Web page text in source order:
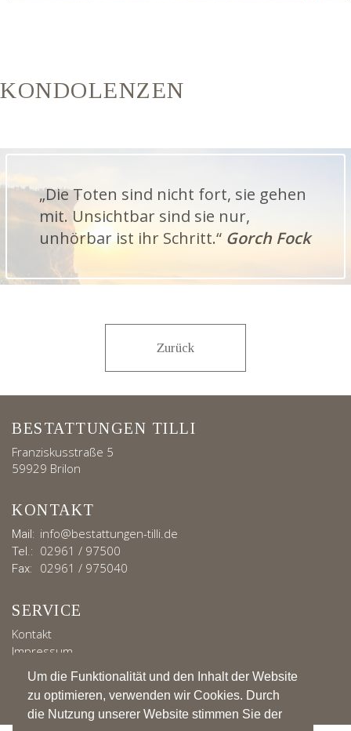
Um die Funktionalität und den Inhalt der Website
zu optimieren, verwenden wir Cookies. Durch
die Nutzung unserer Website stimmen Sie der
KONDOLENZEN
„Die Toten sind nicht fort, sie gehen
mit. Unsichtbar sind sie nur,
unhörbar ist ihr Schritt.“ Gorch Fock
Zurück
BESTATTUNGEN TILLI
Franziskusstraße 5
59929 Brilon
KONTAKT
Mail: info@bestattungen-tilli.de
Tel.: 02961 / 97500
Fax: 02961 / 975040
SERVICE
Kontakt
Impressum
Datenschutz